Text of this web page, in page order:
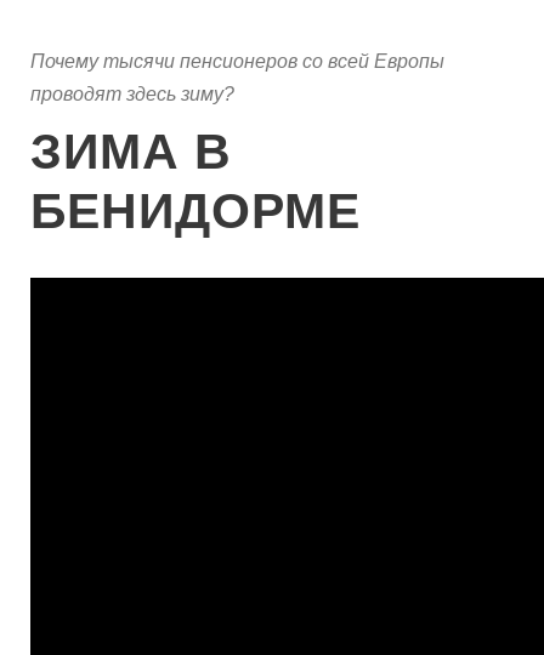
Почему тысячи пенсионеров со всей Европы
проводят здесь зиму?
ЗИМА В
БЕНИДОРМЕ